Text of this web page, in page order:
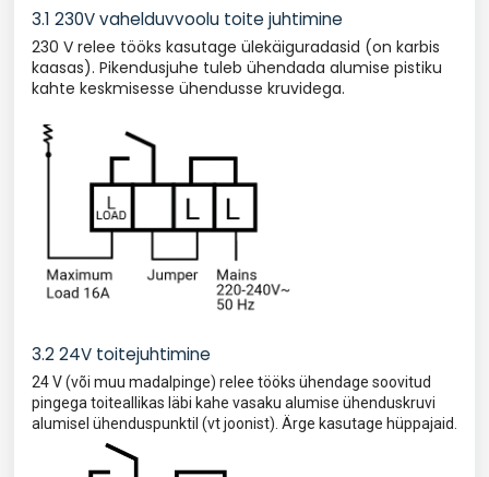
3.1 230V vahelduvvoolu toite juhtimine
230 V relee tööks kasutage ülekäiguradasid (on karbis
kaasas). Pikendusjuhe tuleb ühendada alumise pistiku
kahte keskmisesse ühendusse kruvidega.
3.2 24V toitejuhtimine
24 V (või muu madalpinge) relee tööks ühendage soovitud
pingega toiteallikas läbi kahe vasaku alumise ühenduskruvi
alumisel ühenduspunktil (vt joonist). Ärge kasutage hüppajaid.